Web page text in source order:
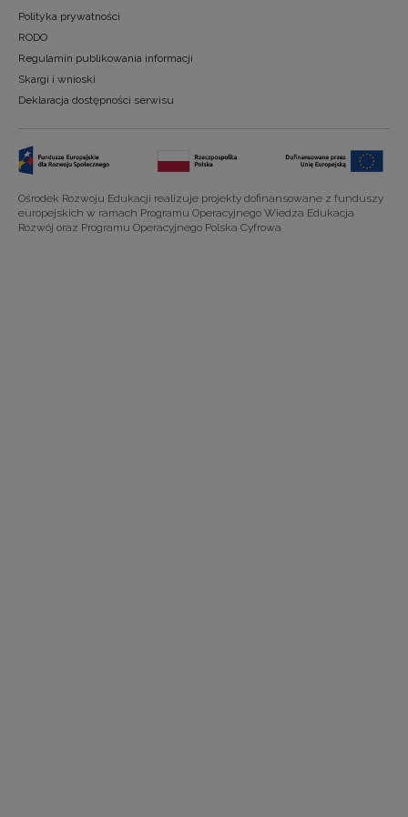
Polityka prywatności
RODO
Regulamin publikowania informacji
Skargi i wnioski
Deklaracja dostępności serwisu
Ośrodek Rozwoju Edukacji realizuje projekty dofinansowane z funduszy
europejskich w ramach Programu Operacyjnego Wiedza Edukacja
Rozwój oraz Programu Operacyjnego Polska Cyfrowa